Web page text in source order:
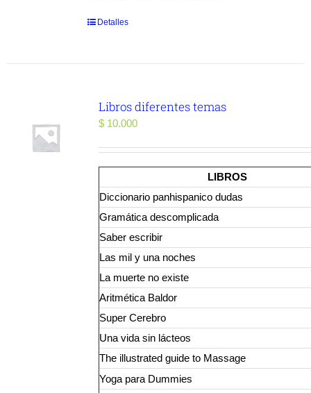
Detalles
Libros diferentes temas
$10.000
LIBROS
Diccionario panhispanico dudas
Gramática descomplicada
Saber escribir
Las mil y una noches
La muerte no existe
Aritmética Baldor
Super Cerebro
Una vida sin lácteos
The illustrated guide to Massage
Yoga para Dummies